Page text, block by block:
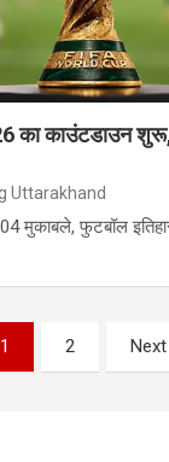
का काउंटडाउन
Uttarakhand
मुकाबले, फुटबॉल
1 2 Next